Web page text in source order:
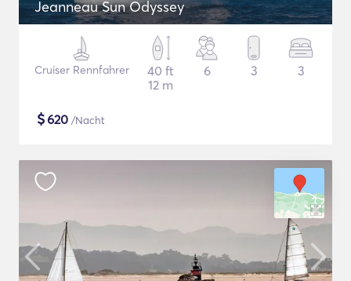
Jeanneau Sun Odyssey
Cruiser Rennfahrer
40 ft
12 m
6 3 3
$620 /Nacht